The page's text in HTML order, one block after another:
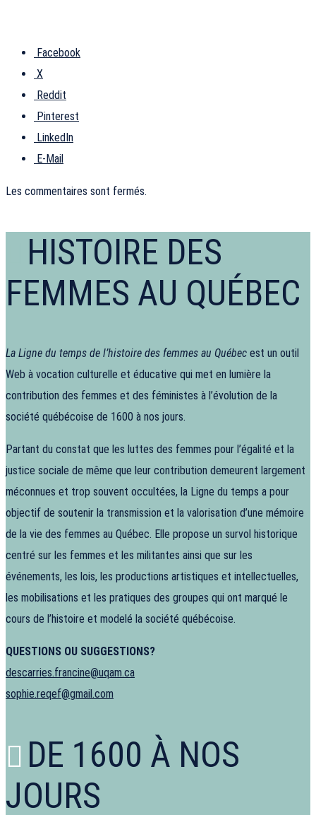
Facebook
X
Reddit
Pinterest
LinkedIn
E-Mail
Les commentaires sont fermés.
HISTOIRE DES
FEMMES AU QUÉBEC
La Ligne du temps de l’histoire des femmes au Québec est un outil
Web à vocation culturelle et éducative qui met en lumière la
contribution des femmes et des féministes à l’évolution de la
société québécoise de 1600 à nos jours.
Partant du constat que les luttes des femmes pour l’égalité et la
justice sociale de même que leur contribution demeurent largement
méconnues et trop souvent occultées, la Ligne du temps a pour
objectif de soutenir la transmission et la valorisation d’une mémoire
de la vie des femmes au Québec. Elle propose un survol historique
centré sur les femmes et les militantes ainsi que sur les
événements, les lois, les productions artistiques et intellectuelles,
les mobilisations et les pratiques des groupes qui ont marqué le
cours de l’histoire et modelé la société québécoise.
QUESTIONS OU SUGGESTIONS?
descarries.francine@uqam.ca
sophie.reqef@gmail.com
DE 1600 À NOS
JOURS